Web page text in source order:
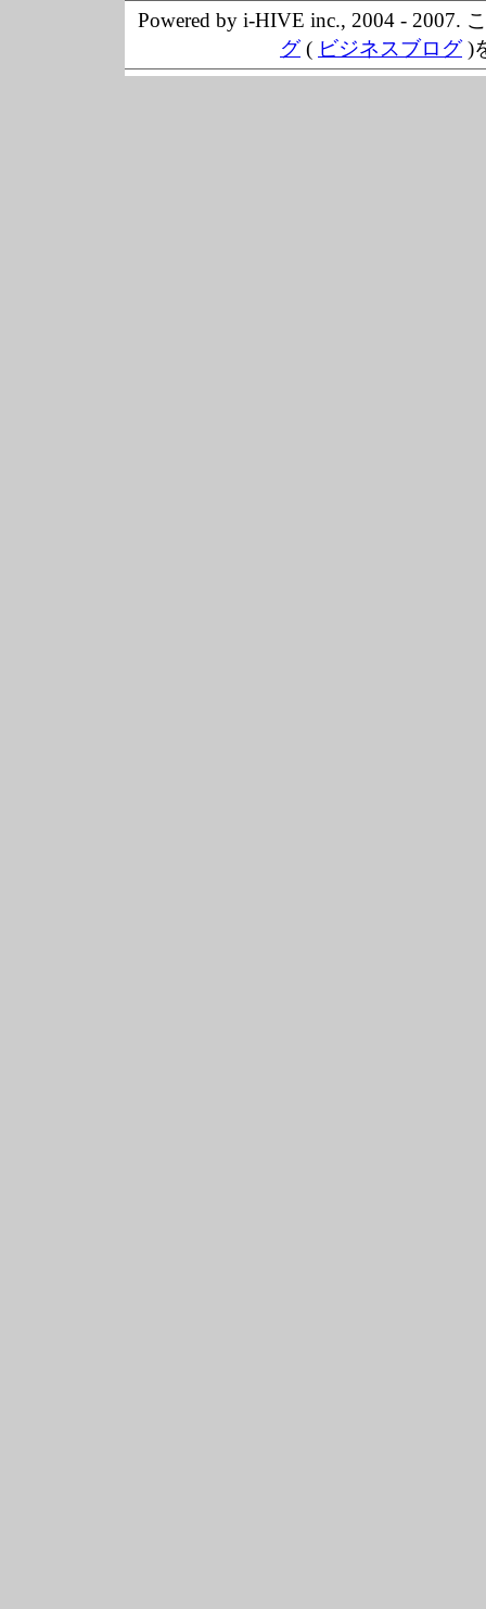
Powered by i-HIVE inc., 2004 - 2007.
グ( ビジネスブログ)